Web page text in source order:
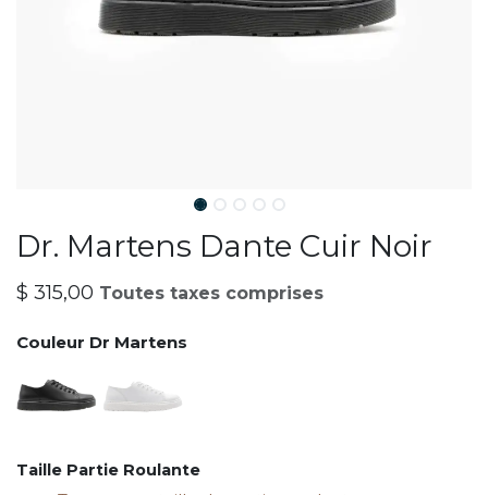
Dr. Martens Dante Cuir Noir
$ 315,00 Toutes taxes comprises
Couleur Dr Martens
Taille Partie Roulante